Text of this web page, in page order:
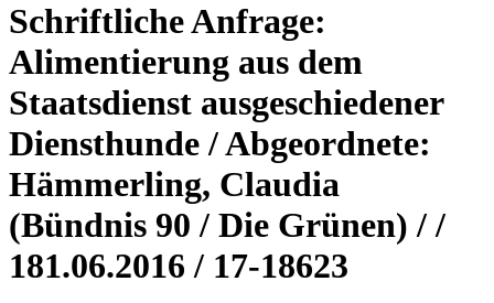
Schriftliche Anfrage:
Alimentierung aus dem
Staatsdienst ausgeschiedener
Diensthunde / Abgeordnete:
Hämmerling, Claudia
(Bündnis 90 / Die Grünen) / /
181.06.2016 / 17-18623